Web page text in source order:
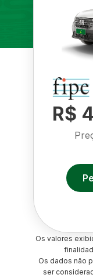
R$
Os valores
Os dados não
ser